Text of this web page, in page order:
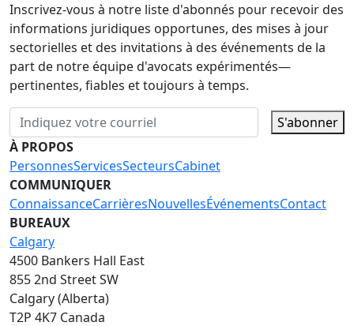
Inscrivez-vous à notre liste d'abonnés pour recevoir des
informations juridiques opportunes, des mises à jour
sectorielles et des invitations à des événements de la
part de notre équipe d'avocats expérimentés—
pertinentes, fiables et toujours à temps.
S'abonner
À PROPOS
PersonnesServicesSecteursCabinet
COMMUNIQUER
ConnaissanceCarrièresNouvellesÉvénementsContact
BUREAUX
Calgary
4500 Bankers Hall East
855 2nd Street SW
Calgary (Alberta)
T2P 4K7 Canada